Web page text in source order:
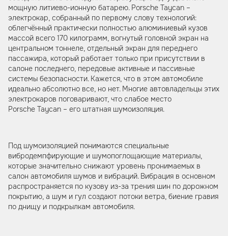
мощную литиево-ионную батарею. Porsche Taycan –
электрокар, собранный по первому слову технологий:
облегчённый практически полностью алюминиевый кузов
массой всего 170 килограмм, вогнутый головной экран на
центральном тоннеле, отдельный экран для переднего
пассажира, который работает только при присутствии в
салоне последнего, передовые активные и пассивные
системы безопасности. Кажется, что в этом автомобиле
идеально абсолютно все, но нет. Многие автовладельцы этих
электрокаров поговаривают, что слабое место
Porsche Taycan – его штатная шумоизоляция.
Под шумоизоляцией понимаются специальные
вибродемпфирующие и шумопоглощающие материалы,
которые значительно снижают уровень пронимаемых в
салон автомобиля шумов и вибраций. Вибрация в основном
распространяется по кузову из-за трения шин по дорожном
покрытию, а шум и гул создают потоки ветра, биение гравия
по днищу и подкрылкам автомобиля.